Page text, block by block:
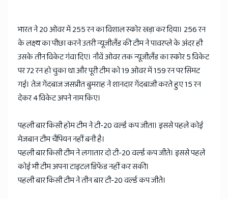
भारत ने 20 ओवर में 255 रन का विशाल स्कोर खड़ा कर दिया। 256 रन
के लक्ष्य का पीछा करने उतरी न्यूजीलैंड की टीम ने पावरप्ले के अंदर ही
उसके तीन विकेट गंवा दिए। नौवें ओवर तक न्यूजीलैंड का स्कोर 5 विकेट
पर 72 रन हो चुका था और पूरी टीम को 19 ओवर में 159 रन पर सिमट
गई। तेज गेंदबाज जसप्रीत बुमराह ने शानदार गेंदबाजी करते हुए 15 रन
देकर 4 विकेट अपने नाम किए।
पहली बार किसी होम टीम ने टी-20 वर्ल्ड कप जीता। इससे पहले कोई
मेजबान टीम चैंपियन नहीं बनी है।
पहली बार किसी टीम ने लगातार दो टी-20 वर्ल्ड कप जीते। इससे पहले
कोई भी टीम अपना टाइटल डिफेंड नहीं कर सकी।
पहली बार किसी टीम ने तीन बार टी-20 वर्ल्ड कप जीते।